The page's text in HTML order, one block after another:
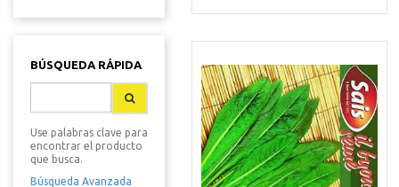
BÚSQUEDA RÁPIDA
Use palabras clave para
encontrar el producto
que busca.
Búsqueda Avanzada